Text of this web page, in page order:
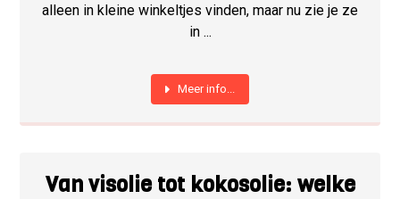
alleen in kleine winkeltjes vinden, maar nu zie je ze
in ...
Meer info...
Van visolie tot kokosolie: welke